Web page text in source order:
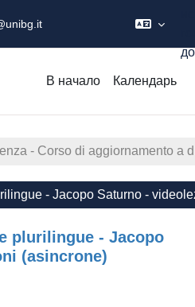
В начало Календарь
- Corso di aggiornamento a
- Jacopo Saturno -
plurilingue - Jacopo
(asincrone)